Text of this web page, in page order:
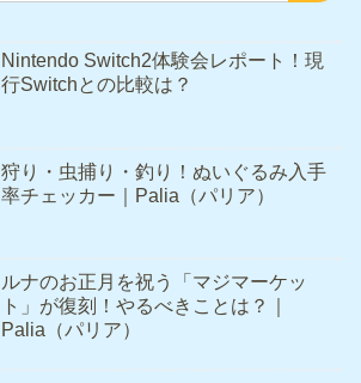
Nintendo Switch2体験会レポート！現
行Switchとの比較は？
狩り・虫捕り・釣り！ぬいぐるみ入手
率チェッカー｜Palia（パリア）
ルナのお正月を祝う「マジマーケッ
ト」が復刻！やるべきことは？｜
Palia（パリア）